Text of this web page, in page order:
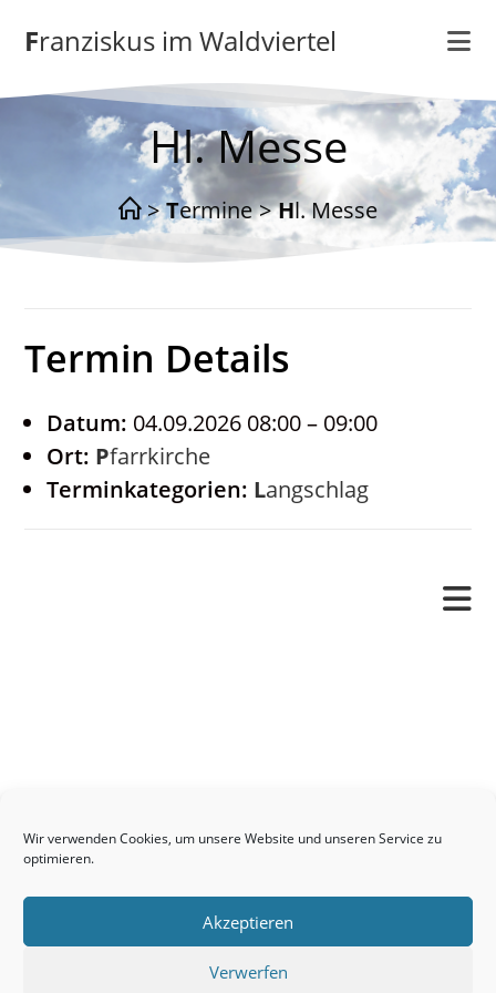
Wir verwenden Cookies, um unsere Website und unseren Service zu
optimieren.
Akzeptieren
Verwerfen
Inhalt
springenFranziskus im Waldviertel
Hl. Messe
> Termine > Hl. Messe
Termin Details
Datum: 04.09.2026 08:00– 09:00
Ort:
Pfarrkirche
Terminkategorien:
Langschlag
Kontakt
Links
Neuigkeiten
Seelsorge / Sakramente